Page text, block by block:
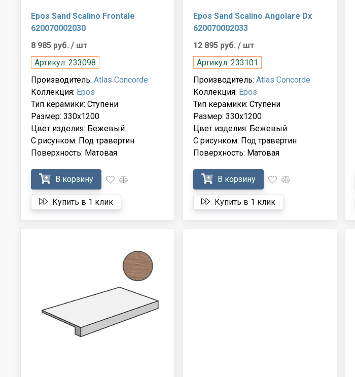
Epos Sand Scalino Frontale
620070002030
8 985 руб. / шт
Артикул: 233098
Производитель: Atlas Concorde
Коллекция: Epos
Тип керамики: Ступени
Размер: 330x1200
Цвет изделия: Бежевый
С рисунком: Под травертин
Поверхность: Матовая
В корзину
Купить в 1 клик
Epos Sand Scalino Angolare Dx
620070002033
12 895 руб. / шт
Артикул: 233101
Производитель: Atlas Concorde
Коллекция: Epos
Тип керамики: Ступени
Размер: 330x1200
Цвет изделия: Бежевый
С рисунком: Под травертин
Поверхность: Матовая
В корзину
Купить в 1 клик